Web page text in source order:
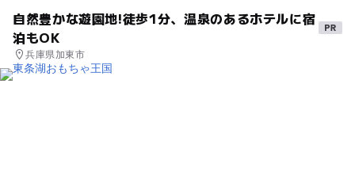
自然豊かな遊園地!徒歩1分、温泉のあるホテルに宿
泊もOK
兵庫県加東市